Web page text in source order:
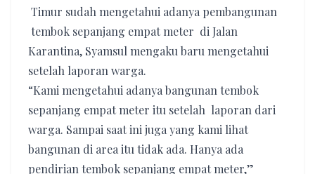
Timur sudah mengetahui adanya pembangunan
tembok sepanjang empat meter di Jalan
Karantina, Syamsul mengaku baru mengetahui
setelah laporan warga.
“Kami mengetahui adanya bangunan tembok
sepanjang empat meter itu setelah laporan dari
warga. Sampai saat ini juga yang kami lihat
bangunan di area itu tidak ada. Hanya ada
pendirian tembok sepanjang empat meter,”